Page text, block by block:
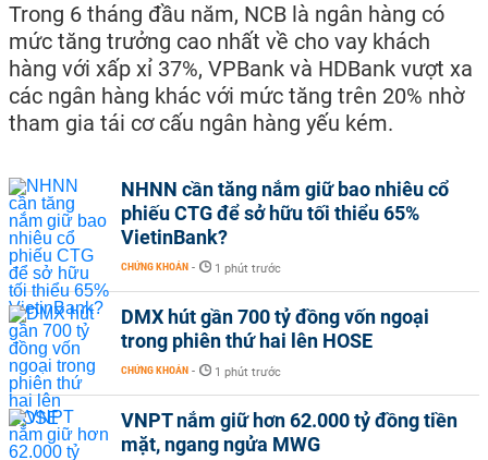
Trong 6 tháng đầu năm, NCB là ngân hàng có
mức tăng trưởng cao nhất về cho vay khách
hàng với xấp xỉ 37%, VPBank và HDBank vượt xa
các ngân hàng khác với mức tăng trên 20% nhờ
tham gia tái cơ cấu ngân hàng yếu kém.
NHNN cần tăng nắm giữ bao nhiêu cổ
phiếu CTG để sở hữu tối thiểu 65%
VietinBank?
CHỨNG KHOÁN - 1 phút trước
DMX hút gần 700 tỷ đồng vốn ngoại
trong phiên thứ hai lên HOSE
CHỨNG KHOÁN - 1 phút trước
VNPT nắm giữ hơn 62.000 tỷ đồng tiền
mặt, ngang ngửa MWG